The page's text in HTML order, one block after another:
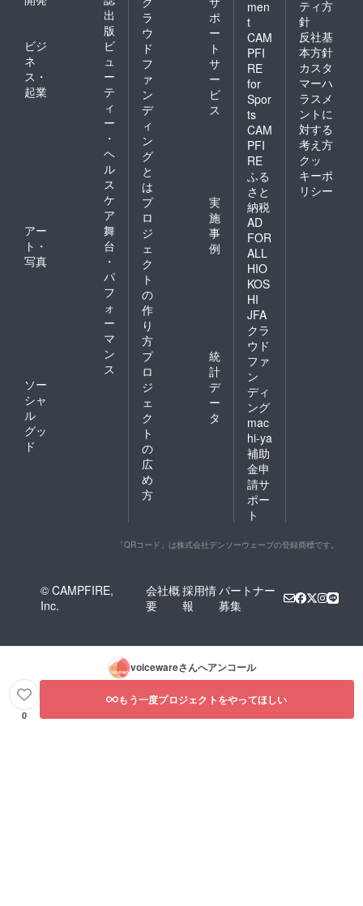
出
版
ビジ
ネ
ス・
起業
ビ
ュ
ー
テ
ィ
ー
・
ヘ
ル
ス
ケ
ア
アー
ト・
写真
舞
台
・
パ
フ
ォ
ー
マ
ン
ス
ソー
シャ
ル
グッ
ド
ラ
ウ
ド
フ
ァ
ン
デ
ィ
ン
グ
と
は
ポ
ー
ト
サ
ー
ビ
ス
プ
ロ
ジ
ェ
ク
ト
の
作
り
方
実
施
事
例
プ
ロ
ジ
ェ
ク
ト
の
広
め
方
統
計
デ
ー
タ
men
t
CAM
PFI
RE
for
Spor
ts
CAM
PFI
RE
ふる
さと
納税
AD
FOR
ALL
HIO
KOS
HI
JFA
クラ
ウド
ファ
ン
ディ
ング
mac
hi-ya
補助
金申
請サ
ポー
ト
ティ方
針
反社基
本方針
カスタ
マーハ
ラスメ
ントに
対する
考え方
クッ
キーポ
リシー
「QRコード」は株式会社デンソーウェーブの登録商標です。
© CAMPFIRE,
Inc.
会社概
要
採用情
報
パートナー
募集
voicewareさんへアンコール
0
もう一度プロジェクトをやってほしい